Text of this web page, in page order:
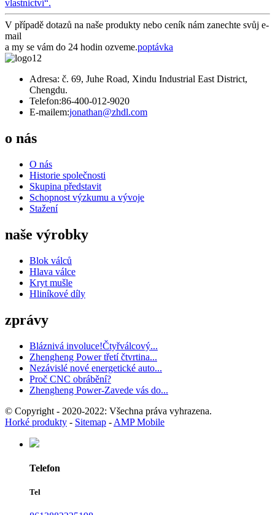
vlastnictví“.
V případě dotazů na naše produkty nebo ceník nám zanechte svůj e-
mail
a my se vám do 24 hodin ozveme.poptávka
Adresa: č. 69, Juhe Road, Xindu Industrial East District,
Chengdu.
Telefon:86-400-012-9020
E-mailem:jonathan@zhdl.com
o nás
O nás
Historie společnosti
Skupina představit
Schopnost výzkumu a vývoje
Stažení
naše výrobky
Blok válců
Hlava válce
Kryt mušle
Hliníkové díly
zprávy
Bláznivá involuce!Čtyřválcový...
Zhengheng Power třetí čtvrtina...
Nezávislé nové energetické auto...
Proč CNC obrábění?
Zhengheng Power-Zavede vás do...
© Copyright - 2020-2022: Všechna práva vyhrazena.
Horké produkty - Sitemap - AMP Mobile
Telefon
Tel